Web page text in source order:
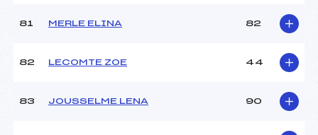
81 MERLE ELINA 82
82 LECOMTE ZOE 44
83 JOUSSELME LENA 90